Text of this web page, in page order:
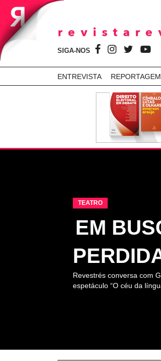
SIGA-NOS
ENTREVISTA REPORTAGEM
TEATRO
EM
Revestrés conversa com
espetáculo “O céu da